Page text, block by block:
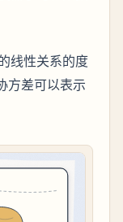
线性关系的度
方差可以表示